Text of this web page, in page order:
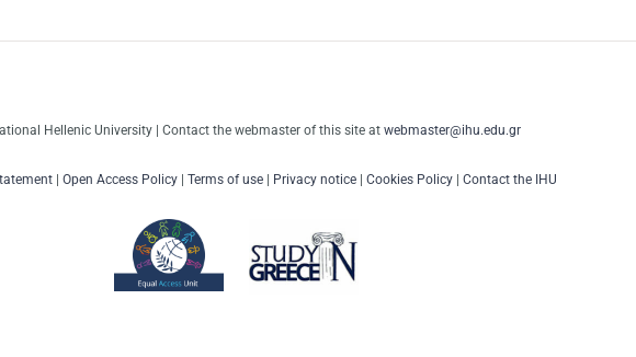
Hellenic University | Contact the webmaster of this site at webmaster@ihu.edu.gr
| Open Access Policy| Terms of use| Privacy notice| Cookies Policy| Contact the IHU